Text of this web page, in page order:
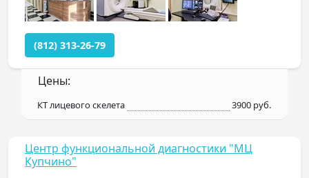
(812) 313-26-79
Цены:
КТ лицевого скелета 3900 руб.
Центр функциональной диагностики "МЦ
Купчино"